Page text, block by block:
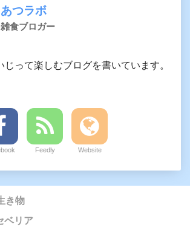
あつラボ
雑食ブロガー
じって楽しむブログを書いています。
Feedly Website
き物
ベリア